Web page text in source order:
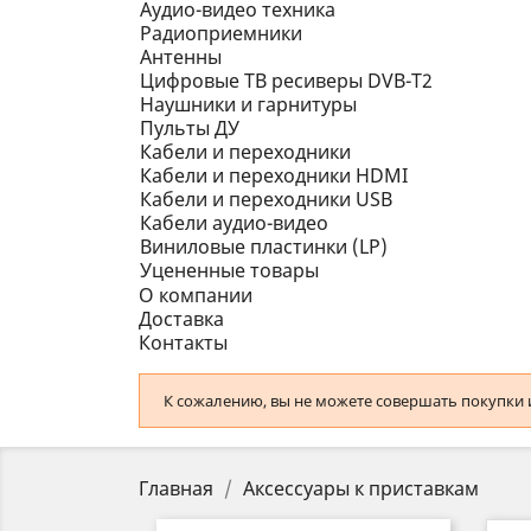
Аудио-видео техника
Радиоприемники
Антенны
Цифровые ТВ ресиверы DVB-T2
Наушники и гарнитуры
Пульты ДУ
Кабели и переходники
Кабели и переходники HDMI
Кабели и переходники USB
Кабели аудио-видео
Виниловые пластинки (LP)
Уцененные товары
О компании
Доставка
Контакты
К сожалению, вы не можете совершать покупки
Главная Аксессуары к приставкам